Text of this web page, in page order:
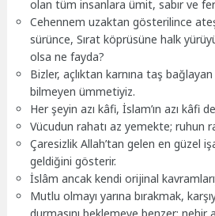
olan tüm insanlara ümit, sabır ve
Cehennem uzaktan gösterilince
sürünce, Sırat köprüsüne halk
olsa ne fayda?
Bizler, açlıktan karnına taş
bilmeyen ümmetiyiz.
Her şeyin azı kâfi, İslam’ın azı kâfi
Vücudun rahatı az yemekte; ruhun
Çaresizlik Allah’tan gelen en güzel
geldiğini gösterir.
İslâm ancak kendi orijinal
Mutlu olmayı yarına bırakmak,
durmasını beklemeye benzer; nehir